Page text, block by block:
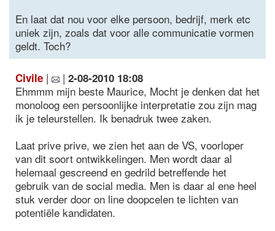
En laat dat nou voor elke persoon, bedrijf, merk etc
uniek zijn, zoals dat voor alle communicatie vormen
geldt. Toch?
Civile | | 2-08-2010 18:08
Ehmmm mijn beste Maurice, Mocht je denken dat het
monoloog een persoonlijke interpretatie zou zijn mag
ik je teleurstellen. Ik benadruk twee zaken.
Laat prive prive, we zien het aan de VS, voorloper
van dit soort ontwikkelingen. Men wordt daar al
helemaal gescreend en gedrild betreffende het
gebruik van de social media. Men is daar al ene heel
stuk verder door on line doopcelen te lichten van
potentiële kandidaten.